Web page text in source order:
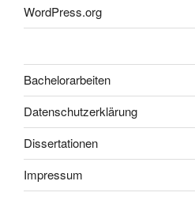
WordPress.org
Bachelorarbeiten
Datenschutzerklärung
Dissertationen
Impressum